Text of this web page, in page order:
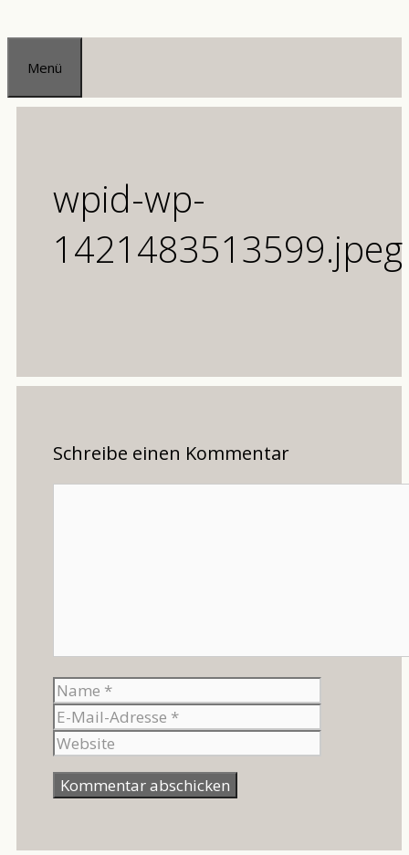
Zum
Inhalt
springen
Menü
wpid-wp-
1421483513599.jpeg
Schreibe einen Kommentar
Name
Mail-
Adresse